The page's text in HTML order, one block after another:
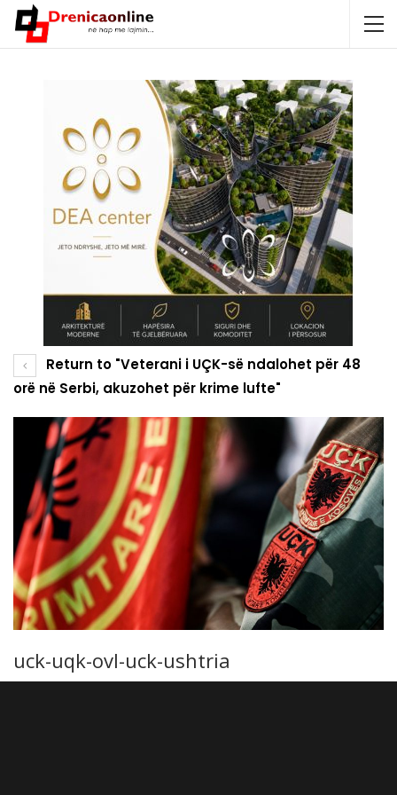
Return to "Veterani i UÇK-së ndalohet për 48
orë në Serbi, akuzohet për krime lufte"
uck-uqk-ovl-uck-ushtria